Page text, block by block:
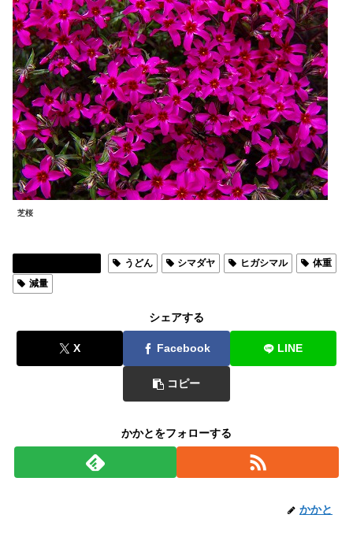
芝桜
うどん シマダヤ ヒガシマル
体重
減量
シェアする
X Facebook LINE
コピー
かかとをフォローする
かかと